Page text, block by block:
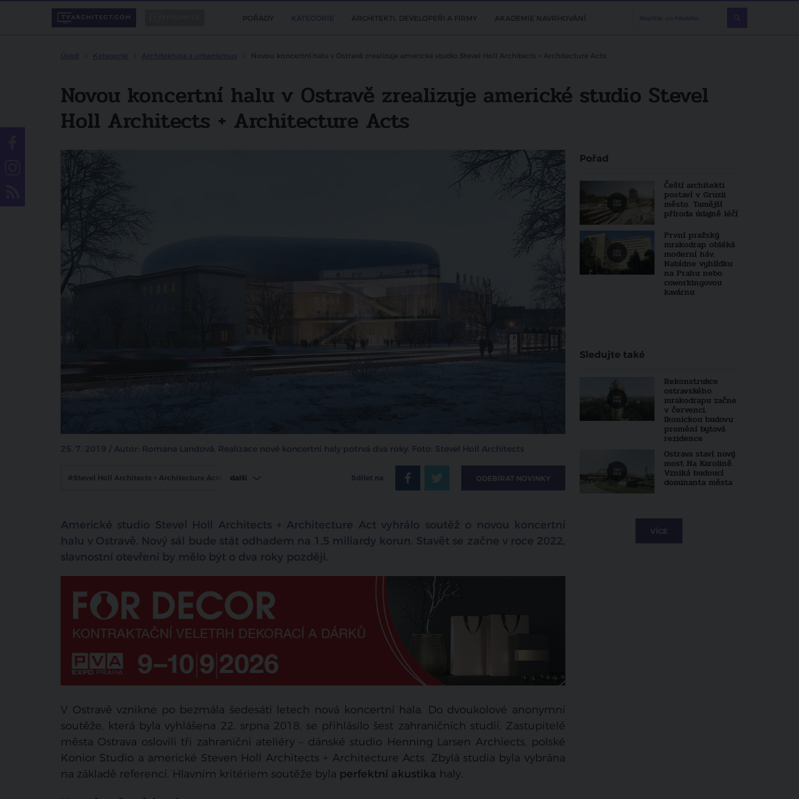
POŘADY ARCHITEKTI, DEVELOPEŘI A FIRMY AKADEMIE NAVRHOVÁNÍ
Novou koncertní halu v Ostravě zrealizuje americké studio Stevel Holl Architects + Architecture Acts
Novou koncertní halu v Ostravě zrealizuje americké studio Stevel
Holl Architects + Architecture Acts
25. 7. 2019 / Autor: Romana Landová. Realizace nové koncertní haly potrvá dva roky. Foto: Stevel Holl Architects
#Stevel Holl Architects + Architecture Acts další Sdílet na ODEBÍRAT NOVINKY
Americké studio Stevel Holl Architects + Architecture Act vyhrálo soutěž o novou koncertní
halu v Ostravě. Nový sál bude stát odhadem na 1,5 miliardy korun. Stavět se začne v roce 2022,
slavnostní otevření by mělo být o dva roky později.
V Ostravě vznikne po bezmála šedesáti letech nová koncertní hala. Do dvoukolové anonymní
soutěže, která byla vyhlášena 22. srpna 2018, se přihlásilo šest zahraničních studií. Zastupitelé
města Ostrava oslovili tři zahraniční ateliéry – dánské studio Henning Larsen Archiects, polské
Konior Studio a americké Steven Holl Architects + Architecture Acts. Zbylá studia byla vybrána
na základě referencí. Hlavním kritériem soutěže byla perfektní akustika haly.
Pořad
Čeští architekti
postaví v Gruzii
město. Tamější
příroda údajně léčí
První pražský
mrakodrap obléká
moderní háv.
Nabídne vyhlídku
na Prahu nebo
coworkingovou
kavárnu
Sledujte také
Rekonstrukce
ostravského
mrakodrapu začne
v červenci.
Ikonickou budovu
promění bytová
rezidence
Ostrava staví nový
most Na Karolině.
Vzniká budoucí
dominanta města
VÍCE